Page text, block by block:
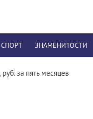
СПОРТ ЗНАМЕНИТОСТИ
за пять месяцев